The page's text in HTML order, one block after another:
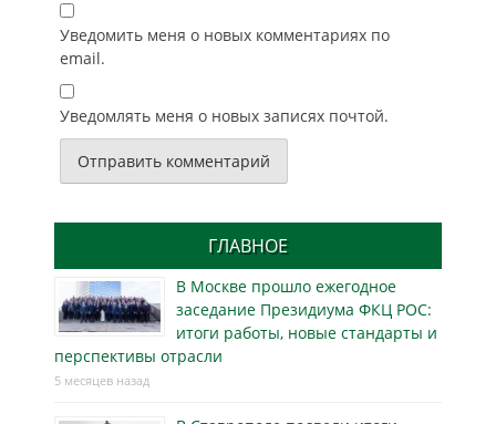
Уведомить меня о новых комментариях по
email.
Уведомлять меня о новых записях почтой.
ГЛАВНОЕ
В Москве прошло ежегодное
заседание Президиума ФКЦ РОС:
итоги работы, новые стандарты и
перспективы отрасли
5 месяцев назад